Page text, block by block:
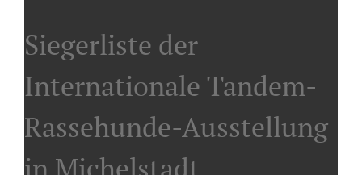
Siegerliste der
Internationale Tandem-
Rassehunde-Ausstellung